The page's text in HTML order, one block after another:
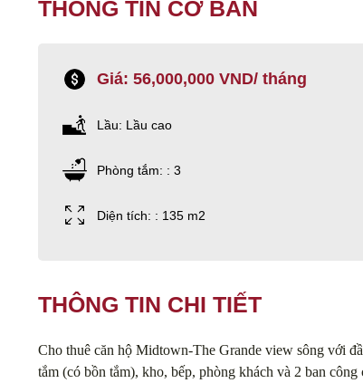
THÔNG TIN CƠ BẢN
Giá: 56,000,000 VND/ tháng
Lầu: Lầu cao
Phòng tắm: : 3
Diện tích: : 135 m2
THÔNG TIN CHI TIẾT
Cho thuê căn hộ Midtown-The Grande view sông với
tắm (có bồn tắm), kho, bếp, phòng khách và 2 ban